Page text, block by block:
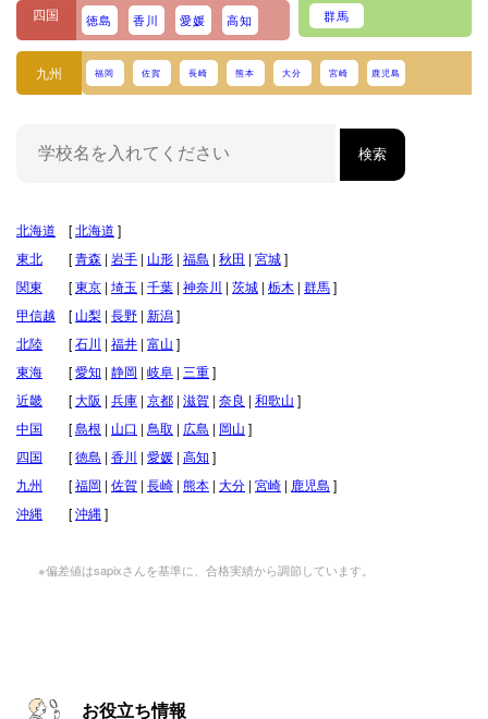
北海道 [北海道 ]
東北 [青森 | 岩手 | 山形 | 福島 | 秋田 | 宮城]
関東 [東京 | 埼玉 | 千葉 | 神奈川 | 茨城 | 栃木 | 群馬]
甲信越 [ 山梨 | 長野 | 新潟]
北陸 [石川 | 福井 | 富山 ]
東海 [愛知 | 静岡 | 岐阜 | 三重]
近畿 [大阪 | 兵庫 | 京都 | 滋賀 | 奈良 | 和歌山 ]
中国 [島根 | 山口 | 鳥取 | 広島 | 岡山 ]
四国 [徳島 | 香川 | 愛媛 | 高知 ]
九州 [福岡 | 佐賀 | 長崎 | 熊本 | 大分 | 宮崎 | 鹿児島 ]
沖縄 [沖縄 ]
※偏差値はsapixさんを基準に、合格実績から調節しています。
群馬
四国 徳島 香川 愛媛 高知
九州 福岡 佐賀 長崎 熊本 大分 宮崎 鹿児島
お役立ち情報